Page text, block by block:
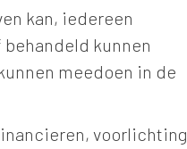
kan, iedereen
kunnen
meedoen in de
voorlichting